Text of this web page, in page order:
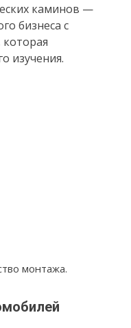
каминов —
бизнеса с
изучения.
монтажа.